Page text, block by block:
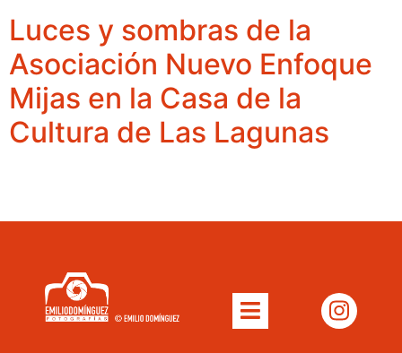
Luces y sombras de la
Asociación Nuevo Enfoque
Mijas en la Casa de la
Cultura de Las Lagunas